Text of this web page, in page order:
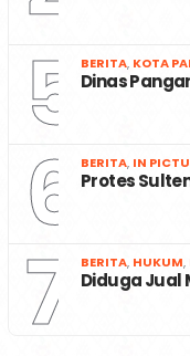
5 BERITA, KOTA
Dinas
6 BERITA, IN
Protes
7 BERITA, HUKUM,
Diduga Jual